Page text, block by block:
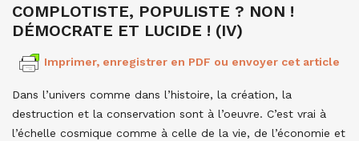
COMPLOTISTE, POPULISTE ? NON !
DÉMOCRATE ET LUCIDE ! (IV)
Imprimer, enregistrer en PDF ou envoyer cet article
Dans l’univers comme dans l’histoire, la création, la
destruction et la conservation sont à l’oeuvre. C’est vrai à
l’échelle cosmique comme à celle de la vie, de l’économie et